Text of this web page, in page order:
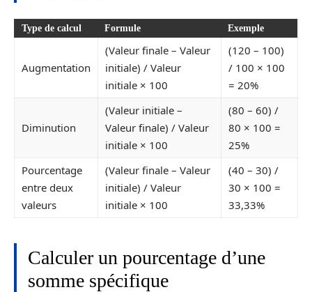
Type de calcul Formule Exemple
Augmentation
(Valeur finale – Valeur
initiale) / Valeur
initiale × 100
(120 – 100)
/ 100 × 100
= 20%
Diminution
(Valeur initiale –
Valeur finale) / Valeur
initiale × 100
(80 – 60) /
80 × 100 =
25%
Pourcentage
entre deux
valeurs
(Valeur finale – Valeur
initiale) / Valeur
initiale × 100
(40 – 30) /
30 × 100 =
33,33%
Calculer un pourcentage d’une
somme spécifique